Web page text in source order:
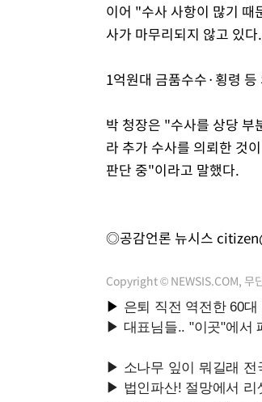
이어 "수사 사항이 많기 때
사가 마무리되지 않고 있
1억원대 금품수수·횡령
박 청장은 "수사를 상당 부
라 추가 수사를 의뢰한 것
판단 중"이라고 말했다.
◎공감언론 뉴시스
Copyright © NEWSIS.COM, 무